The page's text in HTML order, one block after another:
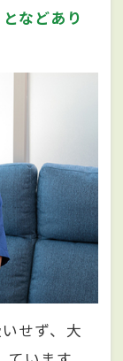
などあり
せず、大